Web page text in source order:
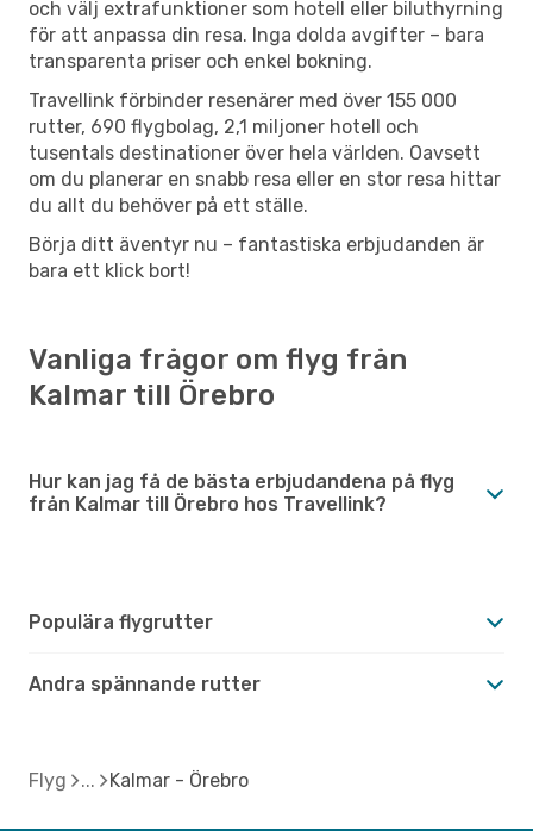
och välj extrafunktioner som hotell eller biluthyrning
för att anpassa din resa. Inga dolda avgifter – bara
transparenta priser och enkel bokning.
Travellink förbinder resenärer med över 155 000
rutter, 690 flygbolag, 2,1 miljoner hotell och
tusentals destinationer över hela världen. Oavsett
om du planerar en snabb resa eller en stor resa hittar
du allt du behöver på ett ställe.
Börja ditt äventyr nu – fantastiska erbjudanden är
bara ett klick bort!
Vanliga frågor om flyg från
Kalmar till Örebro
Hur kan jag få de bästa erbjudandena på flyg
från Kalmar till Örebro hos Travellink?
Populära flygrutter
Andra spännande rutter
Flyg Kalmar - Örebro